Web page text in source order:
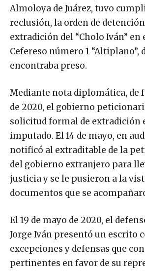
Almoloya de Juárez, tuvo
reclusión, la orden de
extradición del “Cholo Iván”
Cefereso número 1 “Altiplano”,
encontraba preso.
Mediante nota diplomática, de
de 2020, el gobierno
solicitud formal de extradición
imputado. El 14 de mayo, en
notificó al extraditable de la
del gobierno extranjero para
justicia y se le pusieron a la
documentos que se
El 19 de mayo de 2020, el
Jorge Iván presentó un escrito
excepciones y defensas que
pertinentes en favor de su